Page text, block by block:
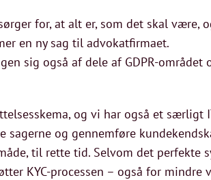
for, at alt er, som det skal være,
en ny sag til advokatfirmaet.
sig også af dele af GDPR-
og vi har også et særligt
og gennemføre
til rette tid. Selvom det perfekte
KYC-processen – også for